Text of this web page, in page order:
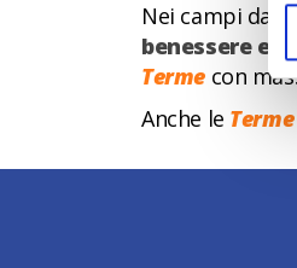
Nei campi da
benessere e
Termecon
Anche le